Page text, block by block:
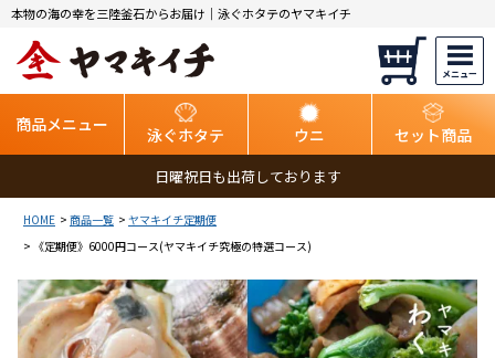
本物の海の幸を三陸釜石からお届け｜泳ぐホタテのヤマキイチ
商品メニュー 泳ぐホタテ ウニ セット商品
日曜祝日も出荷しております
HOME 商品一覧
ヤマキイチ定期便
《定期便》6000円コース(ヤマキイチ究極の特選コース)